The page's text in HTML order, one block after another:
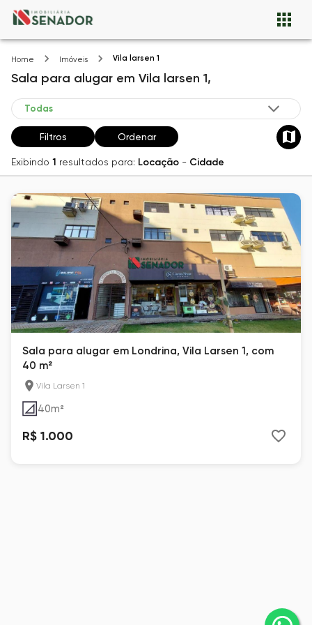
Home Imóveis Vila larsen 1
Sala para alugar em Vila larsen 1,
Filtros Ordenar
Exibindo 1 resultados para: Locação - Cidade
Sala para alugar em Londrina, Vila Larsen 1, com
40 m²
Vila Larsen 1
40m²
R$ 1.000